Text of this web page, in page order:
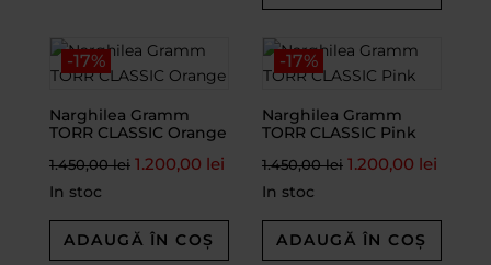
-17%
Narghilea Gramm
TORR CLASSIC Orange
1.450,00lei 1.200,00 lei
In stoc
ADAUGĂ ÎN COȘ
-17%
Narghilea Gramm
TORR CLASSIC Pink
1.450,00lei 1.200,00 lei
In stoc
ADAUGĂ ÎN COȘ